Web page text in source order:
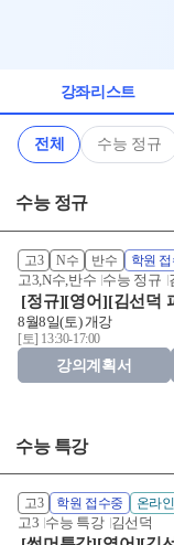
강좌리스트
전체 수능 정규
수능 정규
고3 N수 반수 학원
고3,N수,반수 수능 정규
[정규][영어][김선덕
8월8일(토) 개강
[토] 13:30-17:00
강의계획서
수능 특강
고3 학원 접수중 온라
고3 수능 특강 김선덕